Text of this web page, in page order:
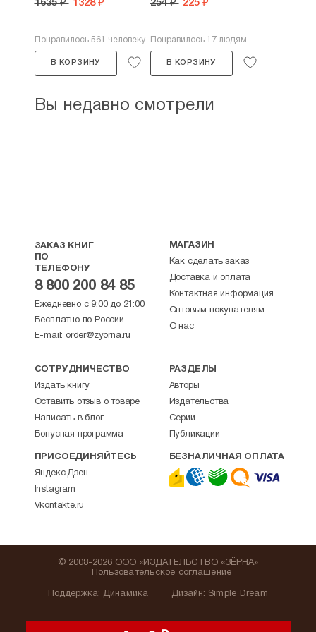
1635 ₽ 1328 ₽
Понравилось 561 человеку
В КОРЗИНУ
254 ₽ 225 ₽
Понравилось 17 людям
В КОРЗИНУ
Вы недавно смотрели
ЗАКАЗ КНИГ
ПО
ТЕЛЕФОНУ
8 800 200 84 85
Ежедневно с 9:00 до 21:00
Бесплатно по России.
E-mail: order@zyorna.ru
МАГАЗИН
Как сделать заказ
Доставка и оплата
Контактная информация
Оптовым покупателям
О нас
СОТРУДНИЧЕСТВО
Издать книгу
Оставить отзыв о товаре
Написать в блог
Бонусная программа
РАЗДЕЛЫ
Авторы
Издательства
Серии
Публикации
ПРИСОЕДИНЯЙТЕСЬ
Яндекс.Дзен
Instagram
Vkontakte.ru
БЕЗНАЛИЧНАЯ ОПЛАТА
Поддержка: Динамика
© 2008-2026 ООО «ИЗДАТЕЛЬСТВО «ЗЁРНА»
Пользовательское соглашение
Дизайн: Simple Dream